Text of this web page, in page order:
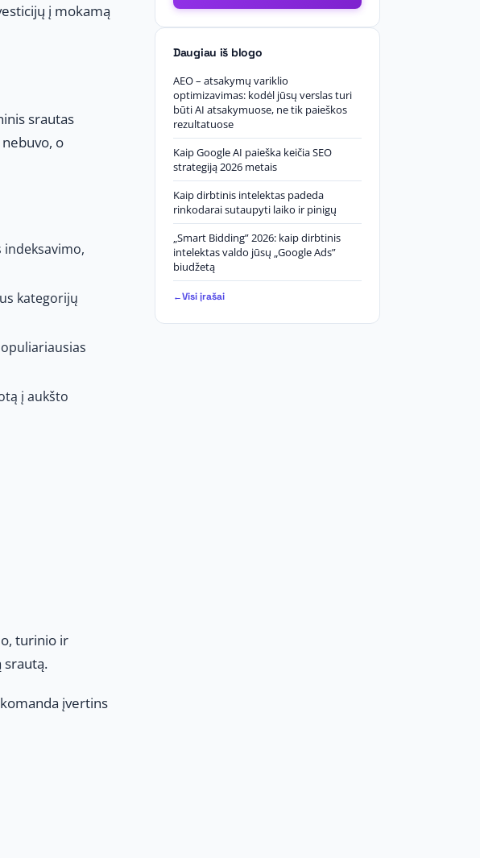
į mokamą
srautas
o
kategorijų
į aukšto
turinio ir
srautą.
įvertins
Daugiau iš blogo
AEO – atsakymų variklio
optimizavimas: kodėl jūsų verslas turi
būti AI atsakymuose, ne tik paieškos
rezultatuose
Kaip Google AI paieška keičia SEO
strategiją 2026 metais
Kaip dirbtinis intelektas padeda
rinkodarai sutaupyti laiko ir pinigų
„Smart Bidding” 2026: kaip dirbtinis
intelektas valdo jūsų „Google Ads”
biudžetą
Visi įrašai